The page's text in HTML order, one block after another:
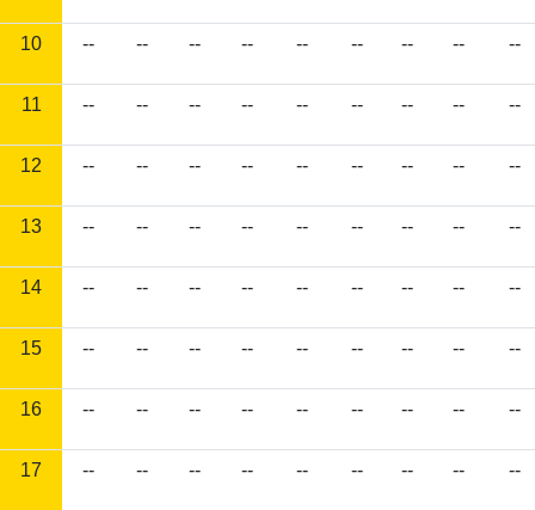
10 -- -- -- -- -- -- -- -- --
11 -- -- -- -- -- -- -- -- --
12 -- -- -- -- -- -- -- -- --
13 -- -- -- -- -- -- -- -- --
14 -- -- -- -- -- -- -- -- --
15 -- -- -- -- -- -- -- -- --
16 -- -- -- -- -- -- -- -- --
17 -- -- -- -- -- -- -- -- --